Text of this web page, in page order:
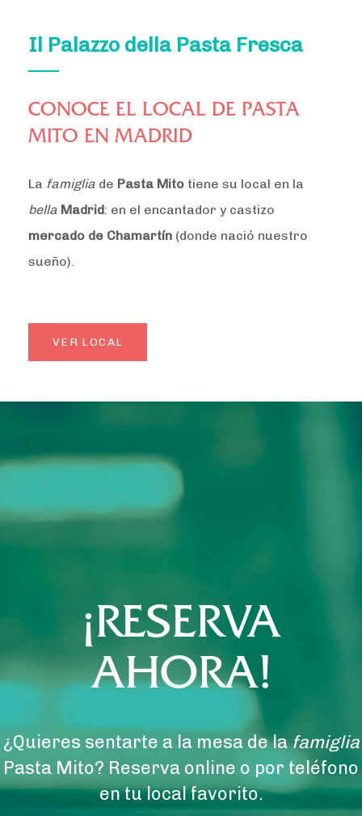
Il Palazzo della Pasta Fresca
CONOCE EL LOCAL DE PASTA
MITO EN MADRID
La famiglia de Pasta Mito tiene su local en la
bella Madrid: en el encantador y castizo
mercado de Chamartín (donde nació nuestro
sueño).
VER LOCAL
¡RESERVA
AHORA!
¿Quieres sentarte a la mesa de lafamiglia
Pasta Mito? Reserva online o por teléfono
en tu local favorito.